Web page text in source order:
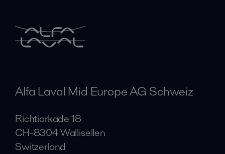
Alfa Laval Mid Europe AG Schweiz
Richtiarkade 18
CH-8304 Wallisellen
Switzerland